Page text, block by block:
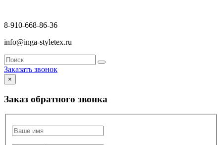
8-910-668-86-36
info@inga-styletex.ru
Заказать звонок
×
Заказ обратного звонка